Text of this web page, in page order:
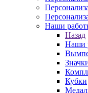
Наши
Назад
Наши
Кубки